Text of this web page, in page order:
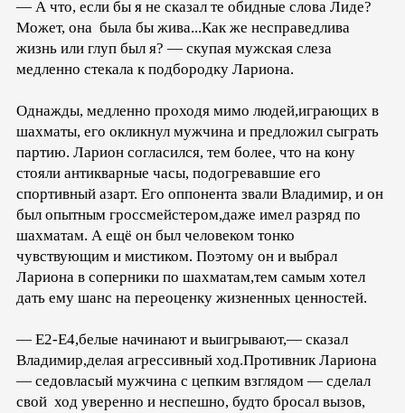
— А что, если бы я не сказал те обидные слова Лиде?
Может, она была бы жива...Как же несправедлива
жизнь или глуп был я? — скупая мужская слеза
медленно стекала к подбородку Лариона.
Однажды, медленно проходя мимо людей,играющих в
шахматы, его окликнул мужчина и предложил сыграть
партию. Ларион согласился, тем более, что на кону
стояли антикварные часы, подогревавшие его
спортивный азарт. Его оппонента звали Владимир, и он
был опытным гроссмейстером,даже имел разряд по
шахматам. А ещё он был человеком тонко
чувствующим и мистиком. Поэтому он и выбрал
Лариона в соперники по шахматам,тем самым хотел
дать ему шанс на переоценку жизненных ценностей.
— E2-E4,белые начинают и выигрывают,— сказал
Владимир,делая агрессивный ход.Противник Лариона
— седовласый мужчина с цепким взглядом — сделал
свой ход уверенно и неспешно, будто бросал вызов,